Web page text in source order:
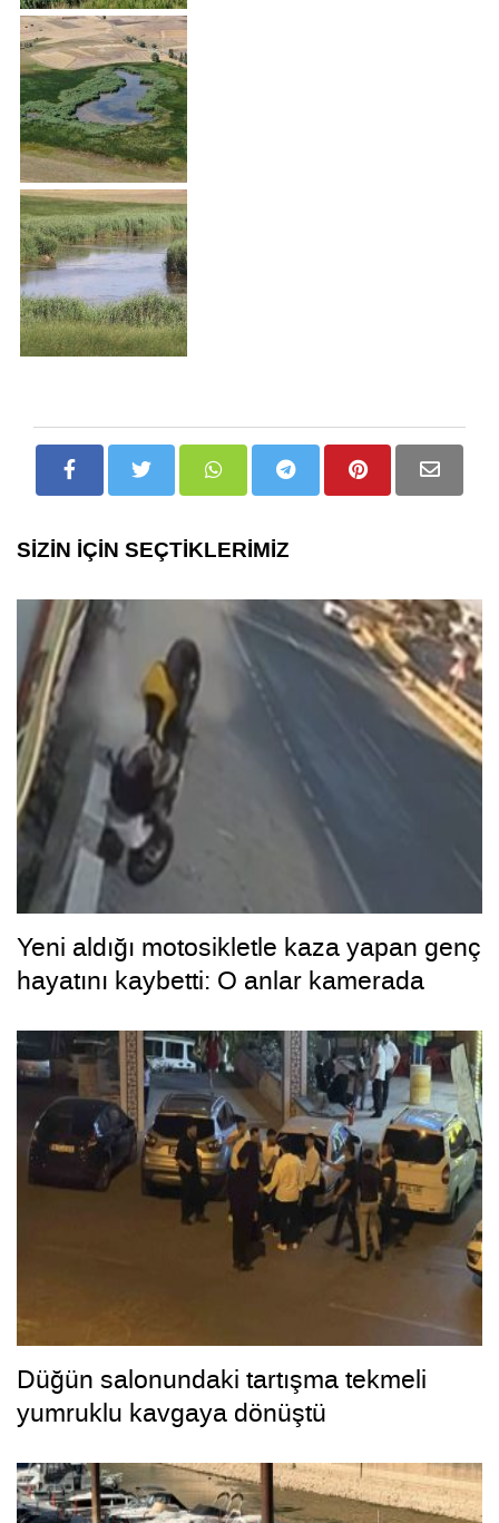
SİZİN İÇİN SEÇTİKLERİMİZ
Yeni aldığı motosikletle kaza yapan genç
hayatını kaybetti: O anlar kamerada
Düğün salonundaki tartışma tekmeli
yumruklu kavgaya dönüştü